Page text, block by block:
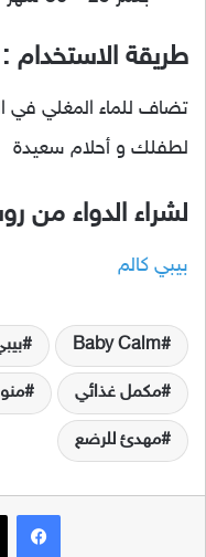
طريقة الاستخدام :
تضاف للماء المغلي في
لطفلك و أحلام سعيدة
لشراء الدواء من
بيبي كالم
Baby Calm
مكمل غذائي
مهدئ للرضع
فيسبوك